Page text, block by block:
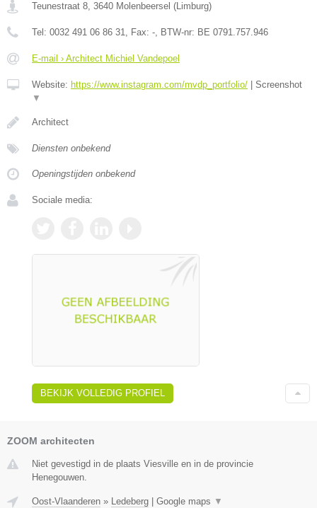
Teunestraat 8, 3640 Molenbeersel (Limburg)
Tel: 0032 491 06 86 31, Fax: -, BTW-nr: BE 0791.757.946
E-mail › Architect Michiel Vandepoel
Website: https://www.instagram.com/mvdp_portfolio/
Screenshot
▼
Architect
Diensten onbekend
Openingstijden onbekend
Sociale media:
BEKIJK VOLLEDIG PROFIEL
ZOOM architecten
Niet gevestigd in de plaats Viesville en in de provincie
Henegouwen.
Oost-Vlaanderen » Ledeberg Google maps ▼